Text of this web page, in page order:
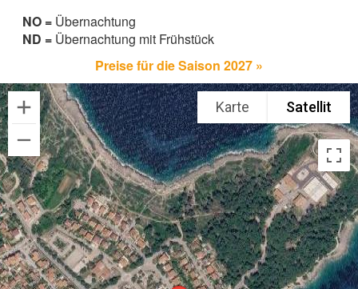
NO = Übernachtung
ND = Übernachtung mit Frühstück
Preise für die Saison 2027 »
Karte Satellit